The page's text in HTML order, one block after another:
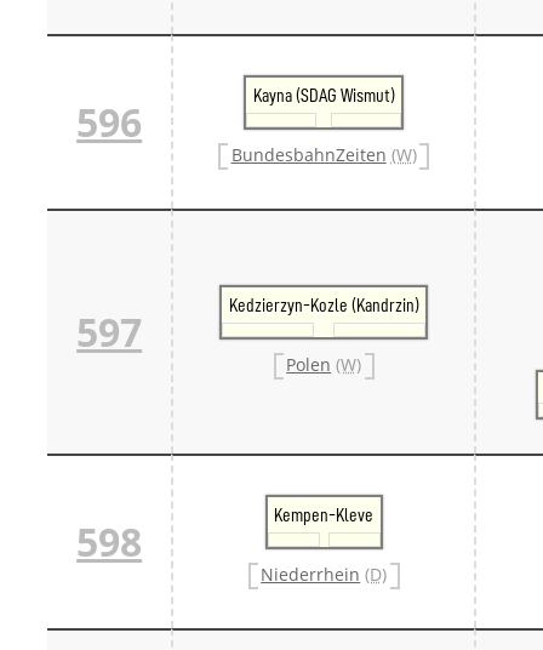
596
Kayna (SDAG Wismut)
BundesbahnZeiten (W)
597
Kedzierzyn-Kozle (Kandrzin)
Polen (W)
598
Kempen-Kleve
Niederrhein (D)